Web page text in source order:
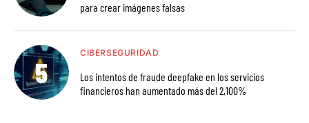
para crear imágenes falsas
CIBERSEGURIDAD
Los intentos de fraude deepfake en los servicios
financieros han aumentado más del 2,100%